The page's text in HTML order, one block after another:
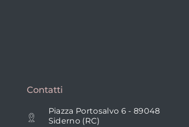
Contatti
Piazza Portosalvo 6 - 89048
Siderno (RC)